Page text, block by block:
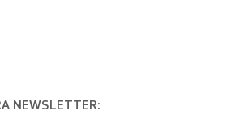
NEWSLETTER: